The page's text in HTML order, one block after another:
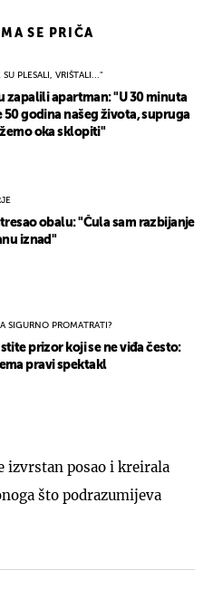
SE PRIČA
SU PLESALI, VRIŠTALI..."
zapalili apartman: "U 30 minuta
50 godina našeg života, supruga
oka sklopiti"
obalu: "Čula sam razbijanje
iznad"
SIGURNO PROMATRATI?
prizor koji se ne viđa često:
pravi spektakl
izvrstan posao i kreirala
što podrazumijeva